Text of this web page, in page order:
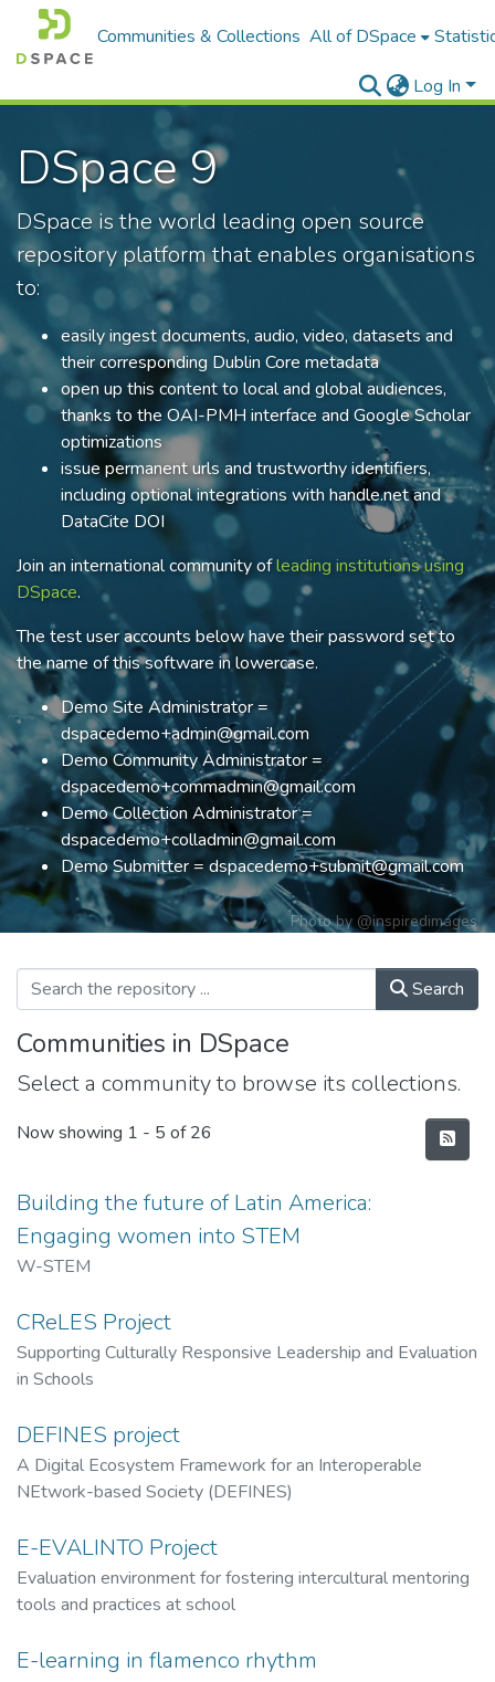
Communities & Collections All of DSpace
Log In
DSpace 9
DSpace is the world leading open source
repository platform that enables organisations
to:
easily ingest documents, audio, video, datasets and
their corresponding Dublin Core metadata
open up this content to local and global audiences,
thanks to the OAI-PMH interface and Google Scholar
optimizations
issue permanent urls and trustworthy identifiers,
including optional integrations with handle.net and
DataCite DOI
Join an international community ofleading institutions using
DSpace.
The test user accounts below have their password set to
the name of this software in lowercase.
Demo Site Administrator =
dspacedemo+admin@gmail.com
Demo Community Administrator =
dspacedemo+commadmin@gmail.com
Demo Collection Administrator =
dspacedemo+colladmin@gmail.com
Demo Submitter = dspacedemo+submit@gmail.com
Photo by @inspiredimages
Search
Communities in DSpace
Select a community to browse its collections.
Now showing 1 - 5 of 26
Building the future of Latin America:
Engaging women into STEM
W-STEM
CReLES Project
Supporting Culturally Responsive Leadership and Evaluation
in Schools
DEFINES project
A Digital Ecosystem Framework for an Interoperable
NEtwork-based Society (DEFINES)
E-EVALINTO Project
Evaluation environment for fostering intercultural mentoring
tools and practices at school
E-learning in flamenco rhythm